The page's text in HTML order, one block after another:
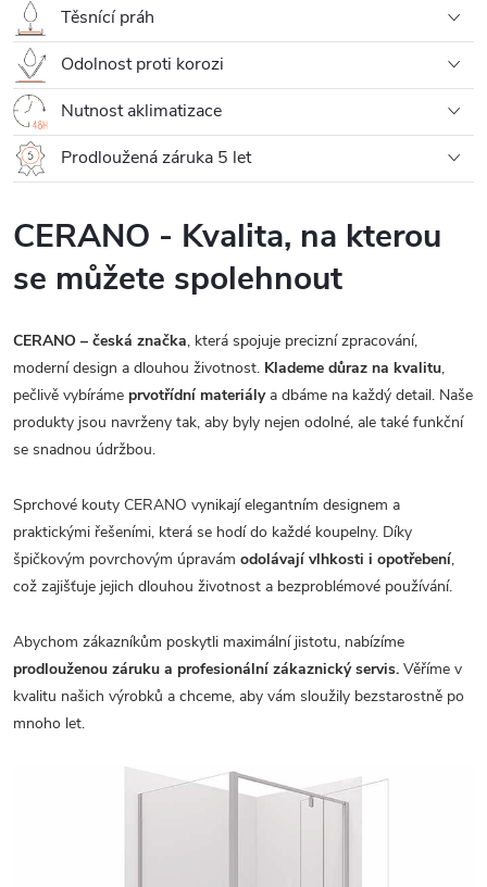
Těsnící práh
Odolnost proti korozi
Nutnost aklimatizace
Prodloužená záruka 5 let
CERANO - Kvalita, na kterou
se můžete spolehnout
CERANO – česká značka, která spojuje precizní zpracování,
moderní design a dlouhou životnost. Klademe důraz na kvalitu,
pečlivě vybíráme prvotřídní materiálya dbáme na každý detail. Naše
produkty jsou navrženy tak, aby byly nejen odolné, ale také funkční
se snadnou údržbou.
Sprchové kouty CERANO vynikají elegantním designem a
praktickými řešeními, která se hodí do každé koupelny. Díky
špičkovým povrchovým úpravám odolávají vlhkosti i opotřebení,
což zajišťuje jejich dlouhou životnost a bezproblémové používání.
Abychom zákazníkům poskytli maximální jistotu, nabízíme
prodlouženou záruku a profesionální zákaznický servis. Věříme v
kvalitu našich výrobků a chceme, aby vám sloužily bezstarostně po
mnoho let.